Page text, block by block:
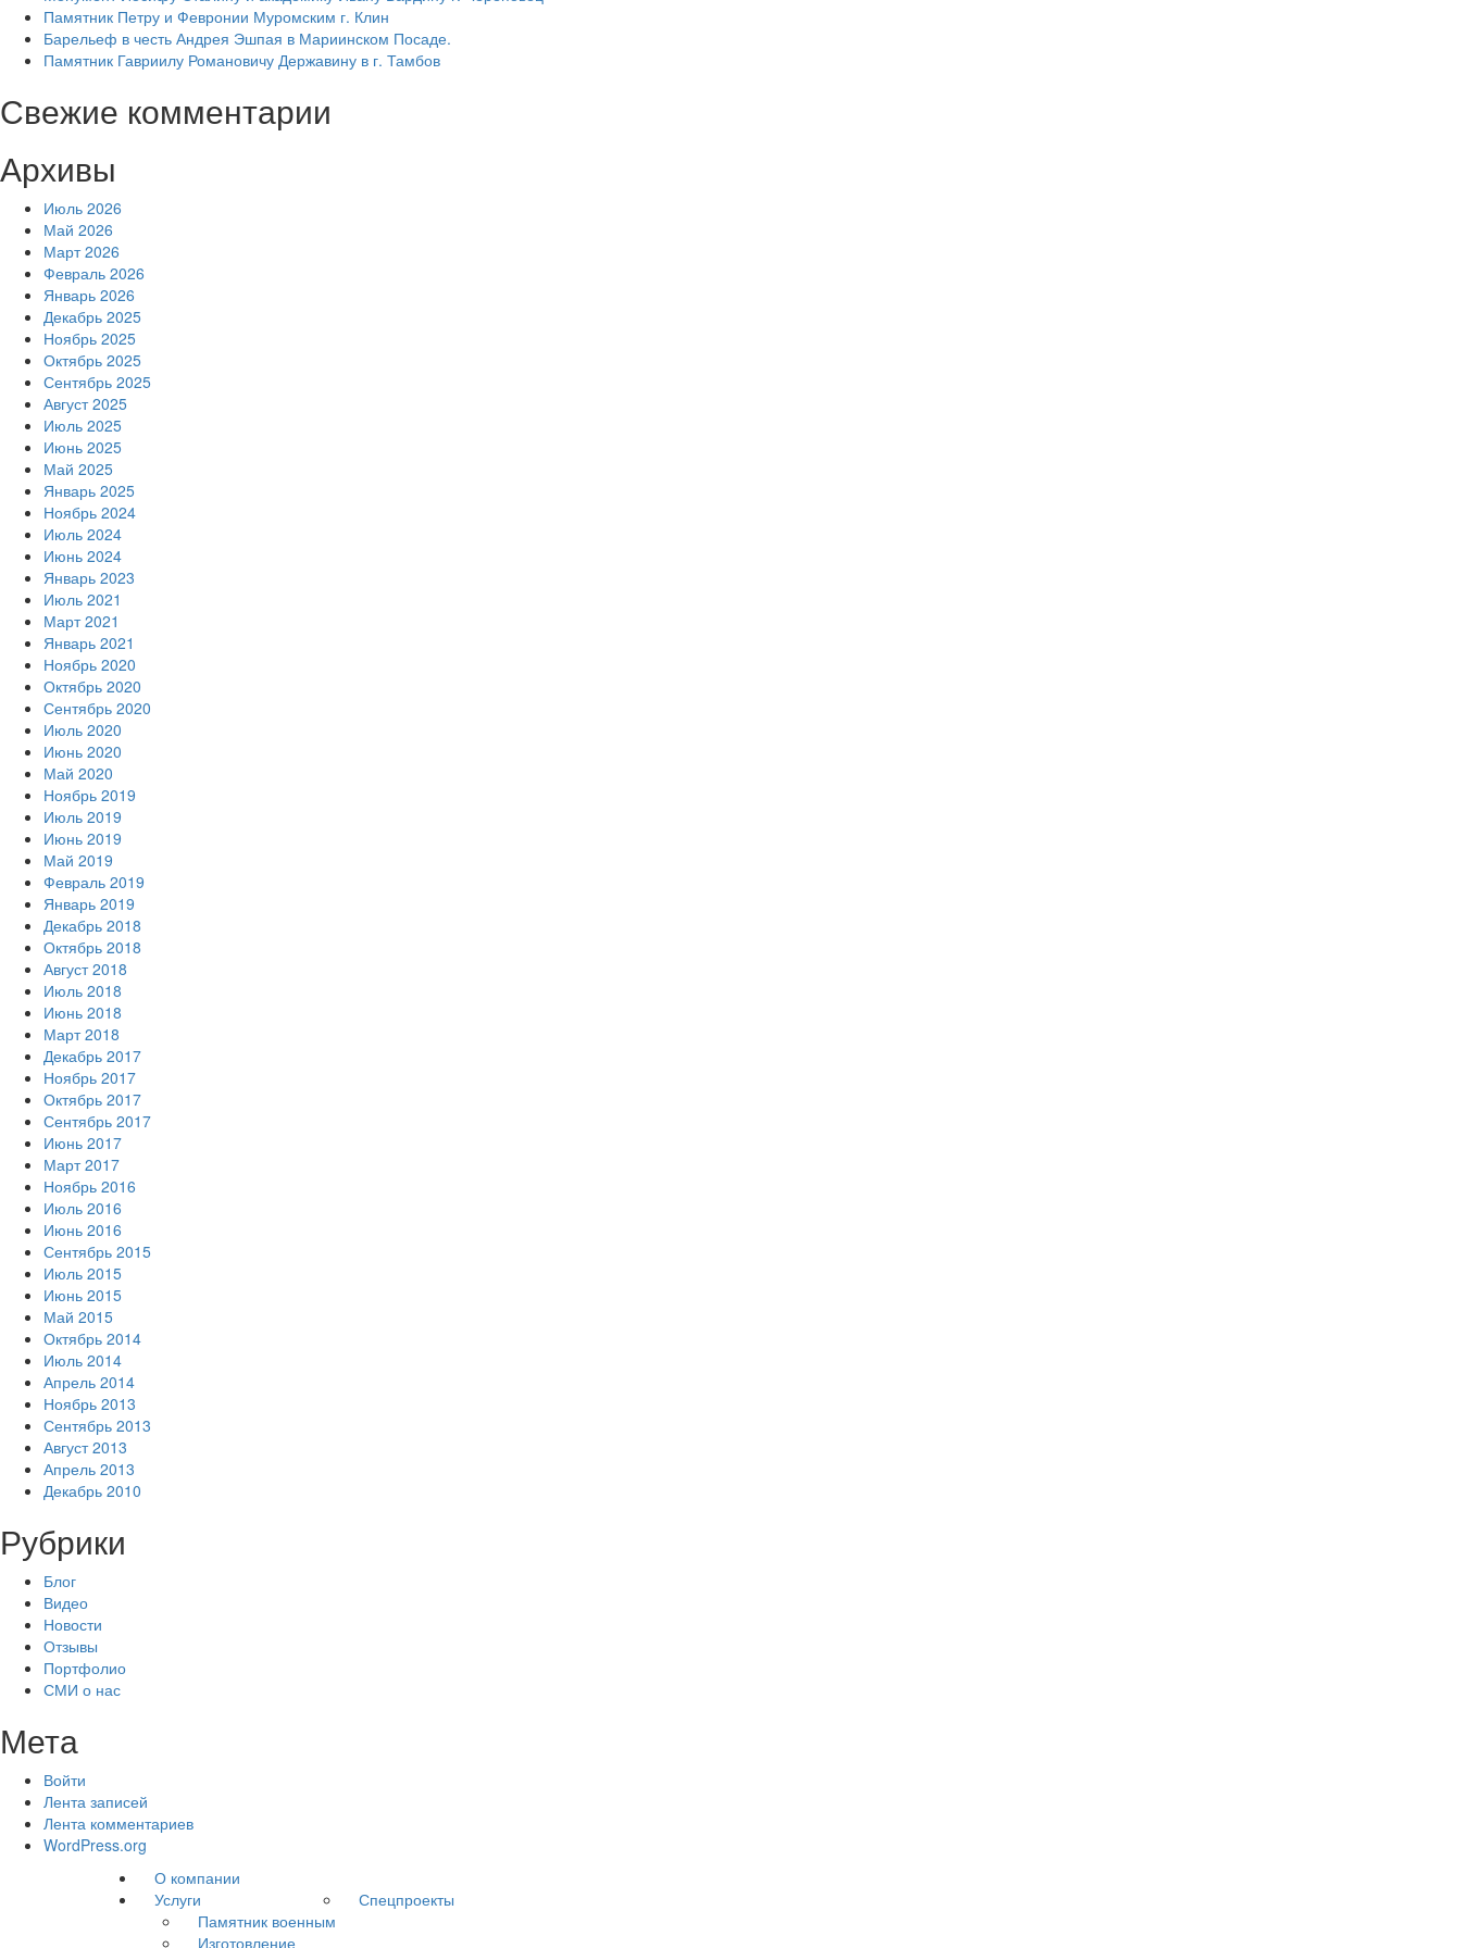
Памятник Петру и Февронии Муромским г. Клин
Барельеф в честь Андрея Эшпая в Мариинском Посаде.
Памятник Гавриилу Романовичу Державину в г. Тамбов
Свежие комментарии
Архивы
Июль 2026
Май 2026
Март 2026
Февраль 2026
Январь 2026
Декабрь 2025
Ноябрь 2025
Октябрь 2025
Сентябрь 2025
Август 2025
Июль 2025
Июнь 2025
Май 2025
Январь 2025
Ноябрь 2024
Июль 2024
Июнь 2024
Январь 2023
Июль 2021
Март 2021
Январь 2021
Ноябрь 2020
Октябрь 2020
Сентябрь 2020
Июль 2020
Июнь 2020
Май 2020
Ноябрь 2019
Июль 2019
Июнь 2019
Май 2019
Февраль 2019
Январь 2019
Декабрь 2018
Октябрь 2018
Август 2018
Июль 2018
Июнь 2018
Март 2018
Декабрь 2017
Ноябрь 2017
Октябрь 2017
Сентябрь 2017
Июнь 2017
Март 2017
Ноябрь 2016
Июль 2016
Июнь 2016
Сентябрь 2015
Июль 2015
Июнь 2015
Май 2015
Октябрь 2014
Июль 2014
Апрель 2014
Ноябрь 2013
Сентябрь 2013
Август 2013
Апрель 2013
Декабрь 2010
Рубрики
Блог
Видео
Новости
Отзывы
Портфолио
СМИ о нас
Мета
Войти
Лента записей
Лента комментариев
WordPress.org
О компании
Услуги
Спецпроекты
Памятник военным
Изготовление